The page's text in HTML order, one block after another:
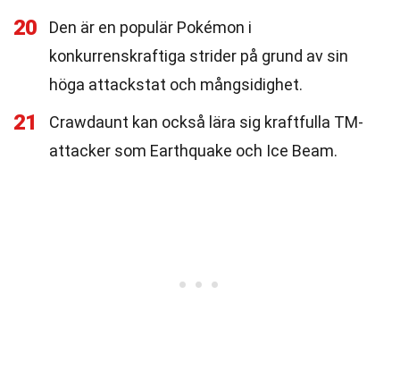
20
Den är en populär Pokémon i
konkurrenskraftiga strider på grund av sin
höga attackstat och mångsidighet.
21
Crawdaunt kan också lära sig kraftfulla TM-
attacker som Earthquake och Ice Beam.